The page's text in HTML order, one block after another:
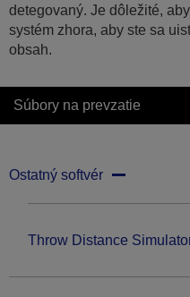
detegovaný. Je dôležité,
systém zhora, aby ste sa
obsah.
Súbory na prevzatie
Ostatný softvér
Throw Distance